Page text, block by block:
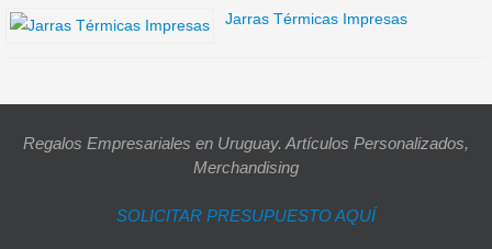
Jarras Térmicas Impresas
Regalos Empresariales en Uruguay. Artículos Personalizados,
Merchandising
SOLICITAR PRESUPUESTO AQUÍ